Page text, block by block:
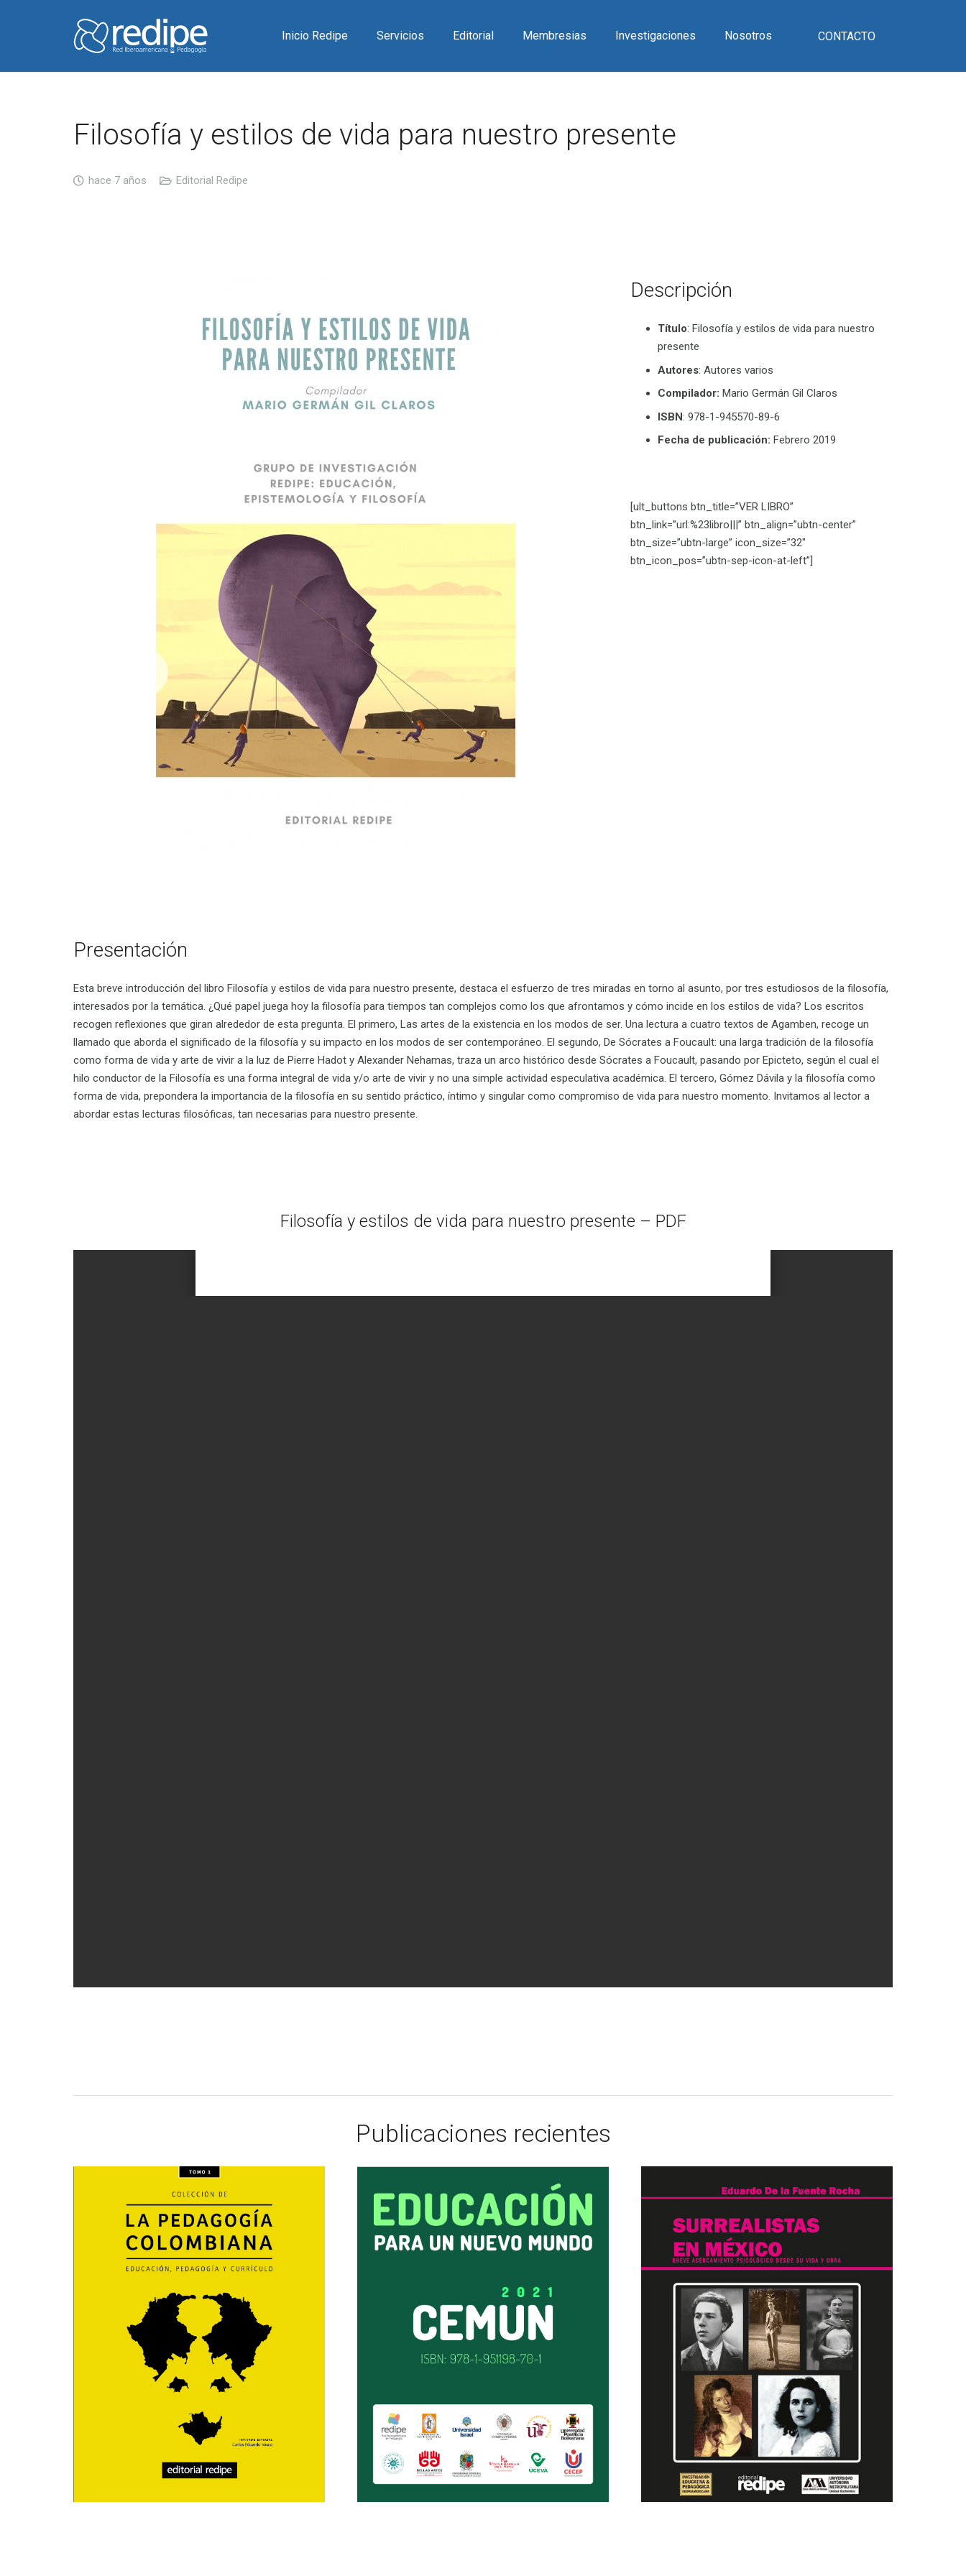
Inicio Redipe Servicios Editorial Membresias Investigaciones Nosotros CONTACTO
Filosofía y estilos de vida para nuestro presente
hace 7 años Editorial Redipe
Descripción
Título: Filosofía y estilos de vida para nuestro
presente
Autores: Autores varios
Compilador: Mario Germán Gil Claros
ISBN: 978-1-945570-89-6
Fecha de publicación: Febrero 2019
[ult_buttons btn_title=”VER LIBRO”
btn_link=”url:%23libro|||” btn_align=”ubtn-center”
btn_size=”ubtn-large” icon_size=”32″
btn_icon_pos=”ubtn-sep-icon-at-left”]
Presentación
Esta breve introducción del libro Filosofía y estilos de vida para nuestro presente, destaca el esfuerzo de tres miradas en torno al asunto, por tres estudiosos de la filosofía,
interesados por la temática. ¿Qué papel juega hoy la filosofía para tiempos tan complejos como los que afrontamos y cómo incide en los estilos de vida? Los escritos
recogen reflexiones que giran alrededor de esta pregunta. El primero, Las artes de la existencia en los modos de ser. Una lectura a cuatro textos de Agamben, recoge un
llamado que aborda el significado de la filosofía y su impacto en los modos de ser contemporáneo. El segundo, De Sócrates a Foucault: una larga tradición de la filosofía
como forma de vida y arte de vivir a la luz de Pierre Hadot y Alexander Nehamas, traza un arco histórico desde Sócrates a Foucault, pasando por Epicteto, según el cual el
hilo conductor de la Filosofía es una forma integral de vida y/o arte de vivir y no una simple actividad especulativa académica. El tercero, Gómez Dávila y la filosofía como
forma de vida, prepondera la importancia de la filosofía en su sentido práctico, íntimo y singular como compromiso de vida para nuestro momento. Invitamos al lector a
abordar estas lecturas filosóficas, tan necesarias para nuestro presente.
Filosofía y estilos de vida para nuestro presente – PDF
Publicaciones recientes